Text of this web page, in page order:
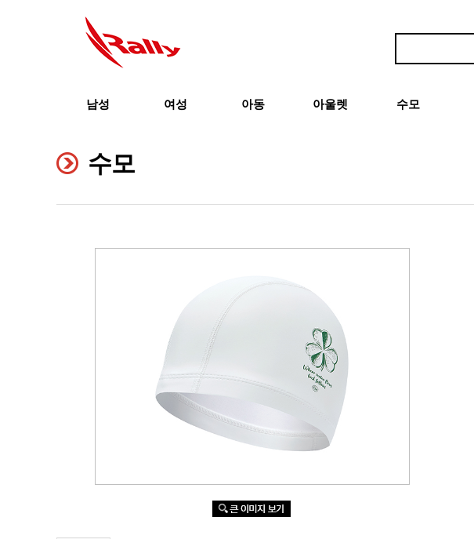
남성 여성 아동 아울렛 수모
수모